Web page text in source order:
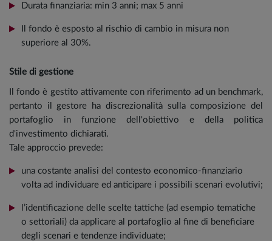
Durata finanziaria: min 3 anni; max 5 anni
Il fondo è esposto al rischio di cambio in misura non
superiore al 30%.
Stile di gestione
Il fondo è gestito attivamente con riferimento ad un benchmark,
pertanto il gestore ha discrezionalità sulla composizione del
portafoglio in funzione dell'obiettivo e della politica
d'investimento dichiarati.
Tale approccio prevede:
una costante analisi del contesto economico-finanziario
volta ad individuare ed anticipare i possibili scenari evolutivi;
l’identificazione delle scelte tattiche (ad esempio tematiche
o settoriali) da applicare al portafoglio al fine di beneficiare
degli scenari e tendenze individuate;